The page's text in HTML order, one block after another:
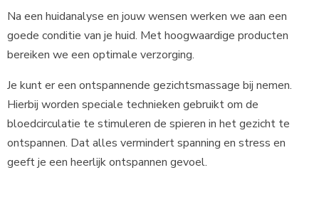
Na een huidanalyse en jouw wensen werken we aan een
goede conditie van je huid. Met hoogwaardige producten
bereiken we een optimale verzorging.
Je kunt er een ontspannende gezichtsmassage bij nemen.
Hierbij worden speciale technieken gebruikt om de
bloedcirculatie te stimuleren de spieren in het gezicht te
ontspannen. Dat alles vermindert spanning en stress en
geeft je een heerlijk ontspannen gevoel.